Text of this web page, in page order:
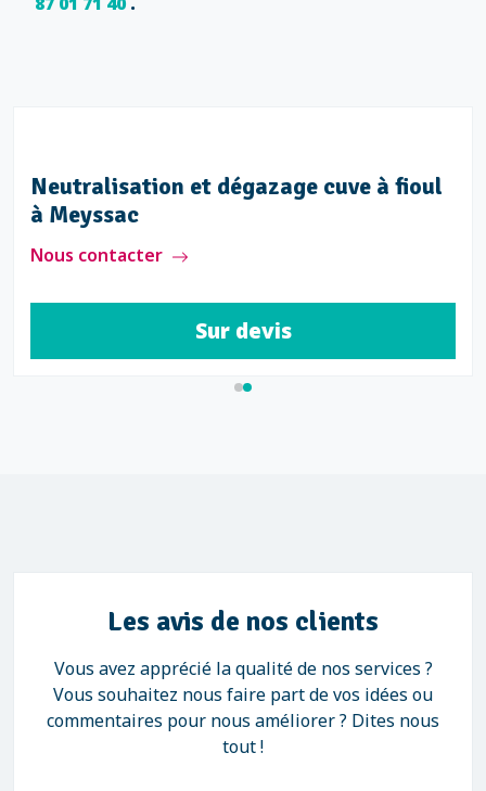
Neutralisation et dégazage cuve à fioul
à Meyssac
Nous contacter
Sur devis
Les avis de nos clients
Vous avez apprécié la qualité de nos services ?
Vous souhaitez nous faire part de vos idées ou
commentaires pour nous améliorer ? Dites nous
tout !